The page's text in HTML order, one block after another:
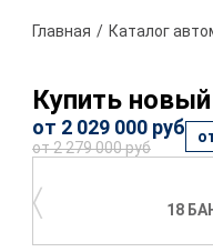
Главная Каталог
Купить
от 2 029 000 руб
от 2 279 000 руб
18
〈